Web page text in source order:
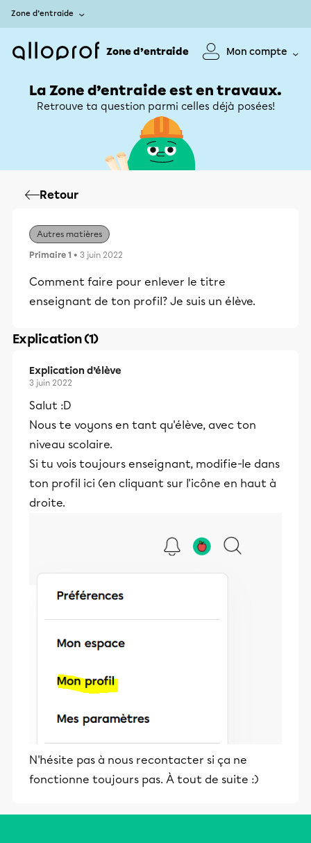
Zone d’entraide
Zone d’entraide Mon compte
La Zone d’entraide est en travaux.
Retrouve ta question parmi celles déjà posées!
Retour
Autres matières
Primaire 1 • 3 juin 2022
Comment faire pour enlever le titre
enseignant de ton profil? Je suis un élève.
Explication (1)
Explication d’élève
3 juin 2022
Salut :D
Nous te voyons en tant qu'élève, avec ton
niveau scolaire.
Si tu vois toujours enseignant, modifie-le dans
ton profil ici (en cliquant sur l'icône en haut à
droite.
N'hésite pas à nous recontacter si ça ne
fonctionne toujours pas. À tout de suite :)